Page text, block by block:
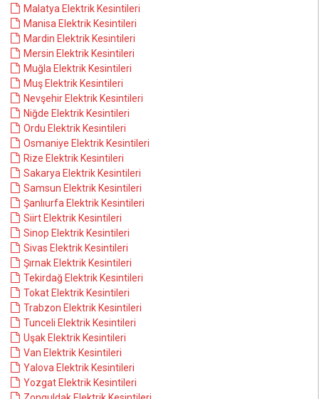
Malatya Elektrik Kesintileri
Manisa Elektrik Kesintileri
Mardin Elektrik Kesintileri
Mersin Elektrik Kesintileri
Muğla Elektrik Kesintileri
Muş Elektrik Kesintileri
Nevşehir Elektrik Kesintileri
Niğde Elektrik Kesintileri
Ordu Elektrik Kesintileri
Osmaniye Elektrik Kesintileri
Rize Elektrik Kesintileri
Sakarya Elektrik Kesintileri
Samsun Elektrik Kesintileri
Şanlıurfa Elektrik Kesintileri
Siirt Elektrik Kesintileri
Sinop Elektrik Kesintileri
Sivas Elektrik Kesintileri
Şırnak Elektrik Kesintileri
Tekirdağ Elektrik Kesintileri
Tokat Elektrik Kesintileri
Trabzon Elektrik Kesintileri
Tunceli Elektrik Kesintileri
Uşak Elektrik Kesintileri
Van Elektrik Kesintileri
Yalova Elektrik Kesintileri
Yozgat Elektrik Kesintileri